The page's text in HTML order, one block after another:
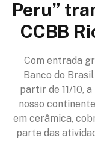
Peru”
CCBB
Com entrada
Banco do
partir de 11/10,
nosso
em cerâmica,
parte das